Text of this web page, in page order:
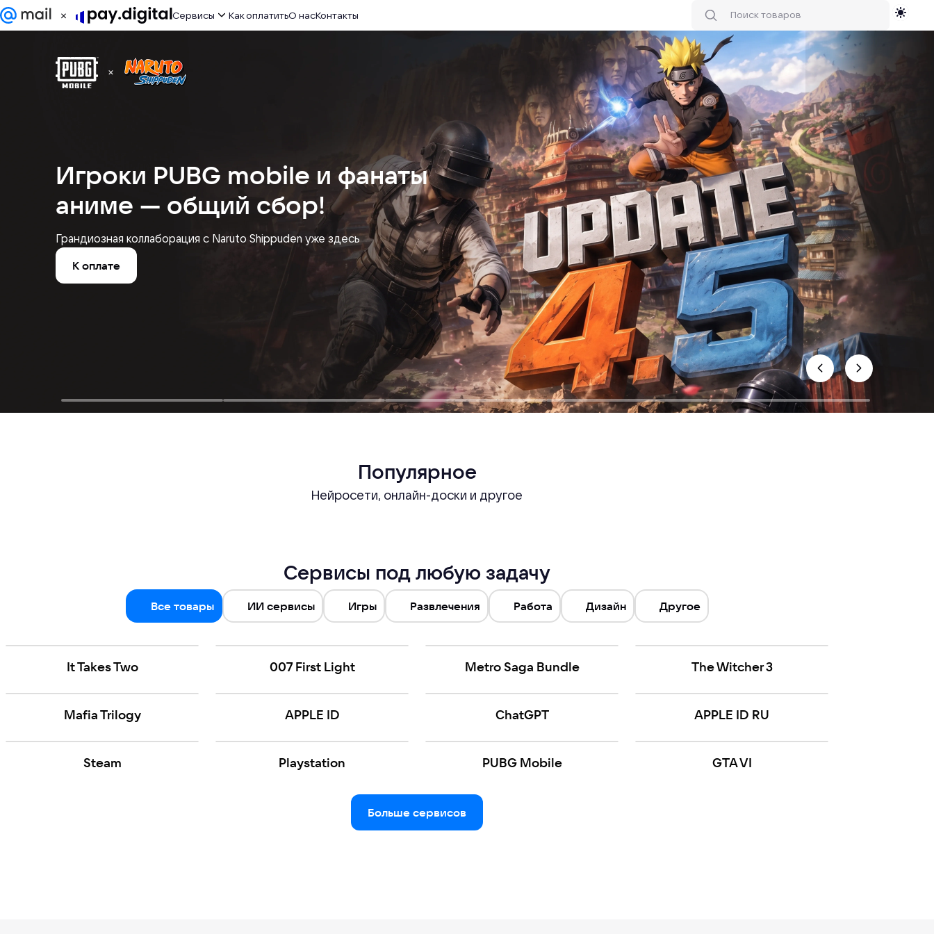
Сервисы
Дизайн
Другое
Как оплатитьО насКонтакты
Игроки PUBG mobile и фанаты
аниме — общий сбор!
Грандиозная коллаборация с Naruto Shippuden уже здесь
К оплате
Популярное
Нейросети, онлайн-доски и другое
Сервисы под любую задачу
Все товары ИИ сервисы Игры Развлечения Работа Дизайн Другое
It Takes Two 007 First Light Metro Saga Bundle The Witcher 3
Mafia Trilogy APPLE ID ChatGPT APPLE ID RU
Steam Playstation PUBG Mobile GTA VI
Больше сервисов